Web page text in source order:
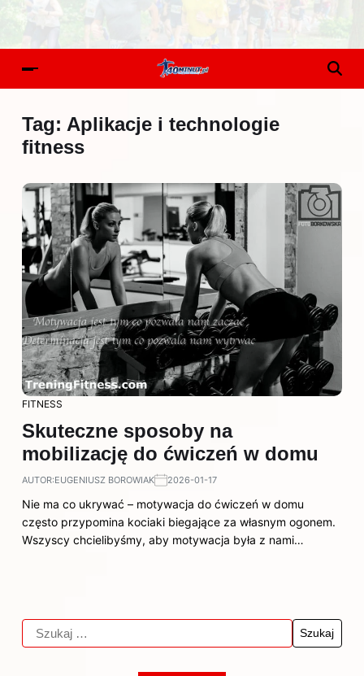
Tag: Aplikacje i technologie
fitness
FITNESS
Skuteczne sposoby na
mobilizację do ćwiczeń w domu
AUTOR:EUGENIUSZ BOROWIAK 2026-01-17
Nie ma co ukrywać – motywacja do ćwiczeń w domu
często przypomina kociaki biegające za własnym ogonem.
Wszyscy chcielibyśmy, aby motywacja była z nami…